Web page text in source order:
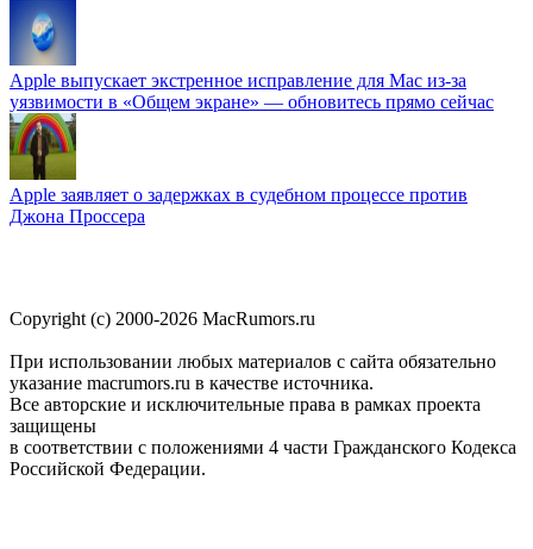
Apple выпускает экстренное исправление для Mac из-за
уязвимости в «Общем экране» — обновитесь прямо сейчас
Apple заявляет о задержках в судебном процессе против
Джона Проссера
Copyright (c) 2000-2026 MacRumors.ru
При использовании любых материалов с сайта обязательно
указание macrumors.ru в качестве источника.
Все авторские и исключительные права в рамках проекта
защищены
в соответствии с положениями 4 части Гражданского Кодекса
Российской Федерации.